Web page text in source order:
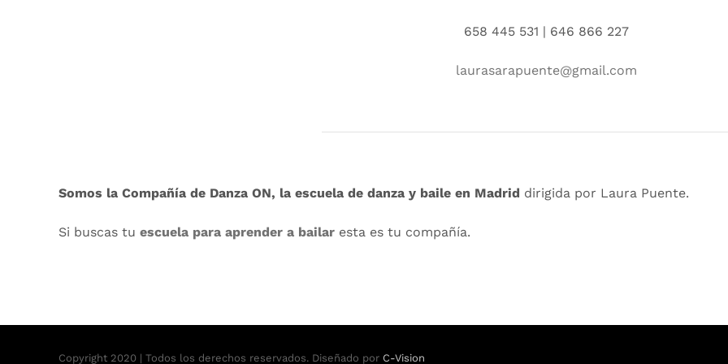
658 445 531 | 646 866 227
laurasarapuente@gmail.com
Somos la Compañía de Danza ON, la escuela de danza y baile en Madrid dirigida por Laura Puente.
Si buscas tu escuela para aprender a bailar esta es tu compañía.
Copyright 2020 | Todos los derechos reservados. Diseñado por C-Vision